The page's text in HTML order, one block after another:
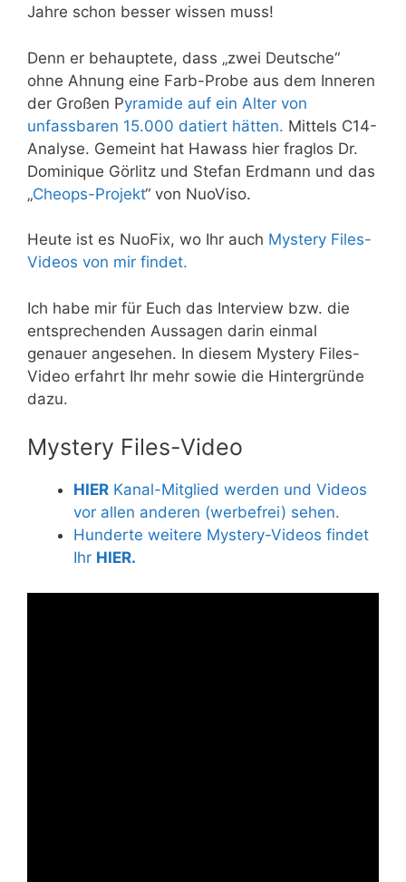
Jahre schon besser wissen muss!
Denn er behauptete, dass „zwei Deutsche“
ohne Ahnung eine Farb-Probe aus dem Inneren
der Großen Pyramide auf ein Alter von
unfassbaren 15.000 datiert hätten. Mittels C14-
Analyse. Gemeint hat Hawass hier fraglos Dr.
Dominique Görlitz und Stefan Erdmann und das
„Cheops-Projekt“ von NuoViso.
Heute ist es NuoFix, wo Ihr auch Mystery Files-
Videos von mir findet.
Ich habe mir für Euch das Interview bzw. die
entsprechenden Aussagen darin einmal
genauer angesehen. In diesem Mystery Files-
Video erfahrt Ihr mehr sowie die Hintergründe
dazu.
Mystery Files-Video
HIER Kanal-Mitglied werden und Videos
vor allen anderen (werbefrei) sehen.
Hunderte weitere Mystery-Videos findet
Ihr HIER.